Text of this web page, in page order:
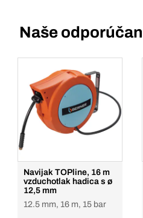
Naše
Navijak TOPline, 16 m
vzduchotlak hadica s ø
12,5 mm
12.5 mm, 16 m, 15 bar